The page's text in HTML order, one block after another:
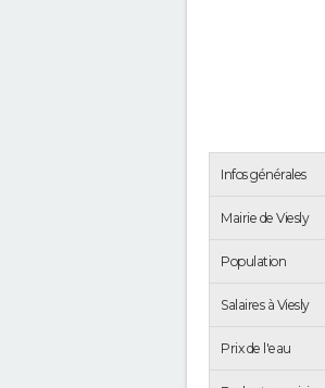
Infos générales
Mairie de Viesly
Population
Salaires à Viesly
Prix de l'eau